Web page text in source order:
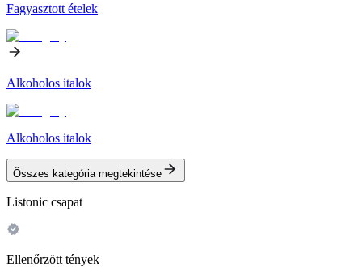
Fagyasztott ételek
Alkoholos italok
Alkoholos italok
Összes kategória megtekintése
Listonic csapat
Ellenőrzött tények